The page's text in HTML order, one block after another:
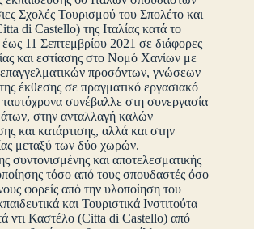
Σχολές Τουρισμού του Σπολέτο και
di Castello) της Ιταλίας κατά το
11 Σεπτεμβρίου 2021 σε διάφορες
και εστίασης στο Νομό Χανίων με
προσόντων, γνώσεων
έκθεσης σε πραγματικό εργασιακό
συνέβαλλε στη συνεργασία
στην ανταλλαγή καλών
και κατάρτισης, αλλά και στην
μεταξύ των δύο χωρών.
συντονισμένης και αποτελεσματικής
τόσο από τους σπουδαστές όσο
φορείς από την υλοποίηση του
και Τουριστικά Ινστιτούτα
ντι Καστέλο (Citta di Castello) από